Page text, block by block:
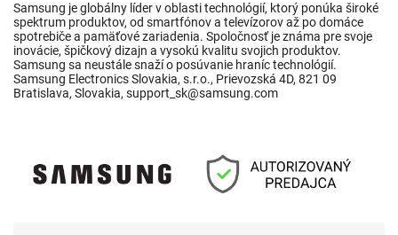
Samsung je globálny líder v oblasti technológií, ktorý ponúka široké
spektrum produktov, od smartfónov a televízorov až po domáce
spotrebiče a pamäťové zariadenia. Spoločnosť je známa pre svoje
inovácie, špičkový dizajn a vysokú kvalitu svojich produktov.
Samsung sa neustále snaží o posúvanie hraníc technológií.
Samsung Electronics Slovakia, s.r.o., Prievozská 4D, 821 09
Bratislava, Slovakia, support_sk@samsung.com